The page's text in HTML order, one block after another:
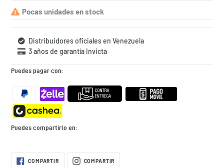
en su rendimiento. El reloj perfecto para sumergirse en el
Pocas unidades en stock
Distribuidores oficiales en Venezuela
3 años de garantía Invicta
Puedes pagar con:
Puedes compartirlo en:
Agregando
COMPARTIRCOMPARTIR
EN COMPARTIR